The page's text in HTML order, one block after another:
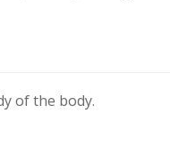
of the body.